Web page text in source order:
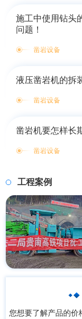
施工中使用钻头
问题！
凿岩设备
液压凿岩机的拆
凿岩设备
凿岩机要怎样长
凿岩设备
工程案例
您想要了解产品的价